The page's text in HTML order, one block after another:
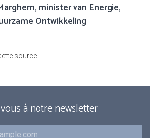
minister van Energie,
Ontwikkeling
source
à notre newsletter